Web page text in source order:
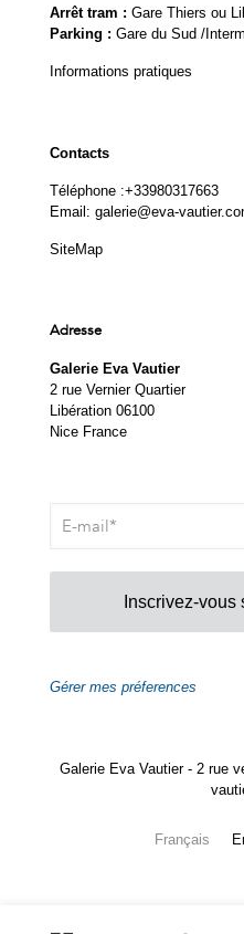
Arrêt tram : Gare Thiers ou
Parking : Gare du Sud /
Informations pratiques
Contacts
Téléphone :+33980317663
Email: galerie@eva-
SiteMap
Adresse
Galerie Eva Vautier
2 rue Vernier Quartier
Libération 06100
Nice France
Inscrivez-
Gérer mes préferences
Galerie Eva Vautier - 2 rue
Français